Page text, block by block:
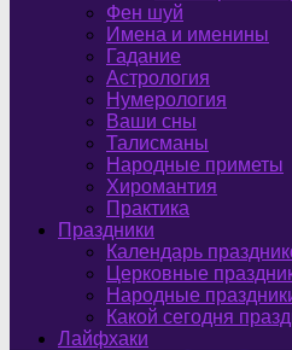
Фен шуй
Имена и именины
Гадание
Астрология
Нумерология
Ваши сны
Талисманы
Народные приметы
Хиромантия
Практика
Праздники
Календарь
Церковные
Народные
Какой сегодня
Лайфхаки